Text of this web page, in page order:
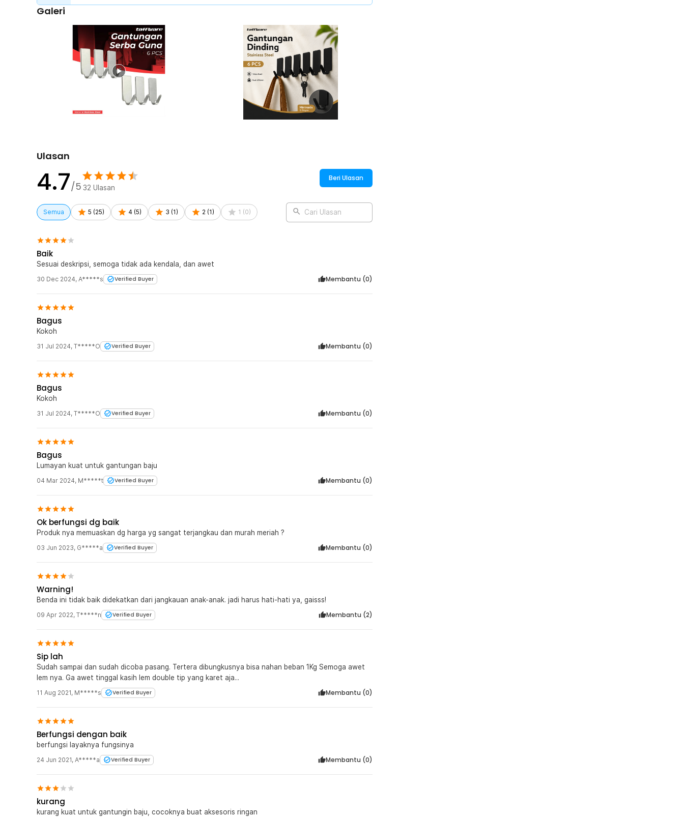
Perekat Kuat Tanpa Bor
lemari, kulkas, atau permukaan datar lainnya. Disarankan menunggu kurang lebih 12 jam setelah
pemasangan sebelum digunakan agar daya rekat maksimal.
Cocok untuk Benda Ringan
Dirancang untuk menggantung barang ringan seperti gantungan kunci, kabel charger, topi,
masker, atau alat mandi. Tidak disarankan untuk barang berat agar perekat tetap awet dan tidak
Kelengkapan Produk
Galeri
Ulasan
4.7/5 32 Ulasan
Beri Ulasan
Semua 5 (25) 4 (5) 3 (1 ) 2 (1 ) 1 (0) Cari Ulasan
Baik
Sesuai deskripsi, semoga tidak ada kendala, dan awet
30 Dec 2024, A*****s Verified Buyer Membantu (0)
Bagus
Kokoh
31 Jul 2024, T*****O Verified Buyer Membantu (0)
Bagus
Kokoh
31 Jul 2024, T*****O Verified Buyer Membantu (0)
Bagus
Lumayan kuat untuk gantungan baju
04 Mar 2024, M*****t Verified Buyer Membantu (0)
Ok berfungsi dg baik
Produk nya memuaskan dg harga yg sangat terjangkau dan murah meriah ?
03 Jun 2023, G*****a Verified Buyer Membantu (0)
Warning!
Benda ini tidak baik didekatkan dari jangkauan anak-anak. jadi harus hati-hati ya, gaisss!
09 Apr 2022, T*****n Verified Buyer Membantu (2)
Sip lah
Sudah sampai dan sudah dicoba pasang. Tertera dibungkusnya bisa nahan beban 1Kg Semoga awet
lem nya. Ga awet tinggal kasih lem double tip yang karet aja...
11 Aug 2021, M*****s Verified Buyer Membantu (0)
Berfungsi dengan baik
berfungsi layaknya fungsinya
24 Jun 2021, A*****a Verified Buyer Membantu (0)
kurang
kurang kuat untuk gantungin baju, cocoknya buat aksesoris ringan